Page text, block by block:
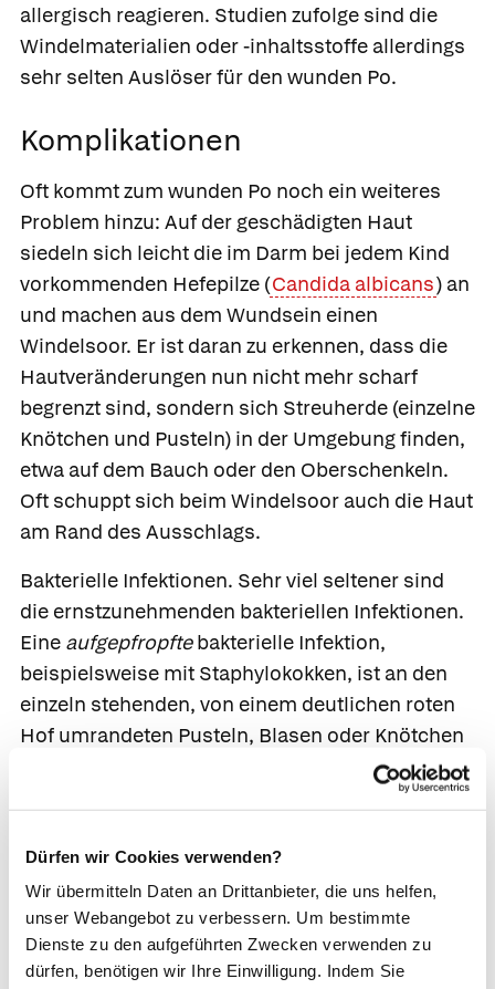
Dürfen wir Cookies verwenden?
Wir übermitteln Daten an Drittanbieter, die uns helfen,
unser Webangebot zu verbessern. Um bestimmte
Dienste zu den aufgeführten Zwecken verwenden zu
dürfen, benötigen wir Ihre Einwilligung. Indem Sie
allergisch reagieren. Studien zufolge sind die
Windelmaterialien oder -inhaltsstoffe allerdings
sehr selten Auslöser für den wunden Po.
Komplikationen
Oft kommt zum wunden Po noch ein weiteres
Problem hinzu: Auf der geschädigten Haut
siedeln sich leicht die im Darm bei jedem Kind
vorkommenden Hefepilze (Candida albicans) an
und machen aus dem Wundsein einen
Windelsoor. Er ist daran zu erkennen, dass die
Hautveränderungen nun nicht mehr scharf
begrenzt sind, sondern sich Streuherde (einzelne
Knötchen und Pusteln) in der Umgebung finden,
etwa auf dem Bauch oder den Oberschenkeln.
Oft schuppt sich beim Windelsoor auch die Haut
am Rand des Ausschlags.
Bakterielle Infektionen. Sehr viel seltener sind
die ernstzunehmenden bakteriellen Infektionen.
Eine aufgepfropftebakterielle Infektion,
beispielsweise mit Staphylokokken, ist an den
einzeln stehenden, von einem deutlichen roten
Hof umrandeten Pusteln, Blasen oder Knötchen
zu erkennen. Die Pusteln des Windelsoors sind
viel kleiner, zahlreicher und haben keinen so
kommt es zu Fieber. Dabei geht es dem Säugling
meist ziemlich schlecht.